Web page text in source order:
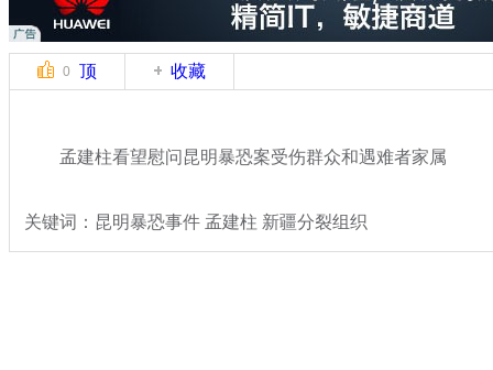
0 顶 收藏
孟建柱看望慰问昆明暴恐案受伤群众和遇难者家属
关键词：昆明暴恐事件 孟建柱 新疆分裂组织